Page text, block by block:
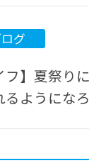
グ
フ】夏祭り
ようにな